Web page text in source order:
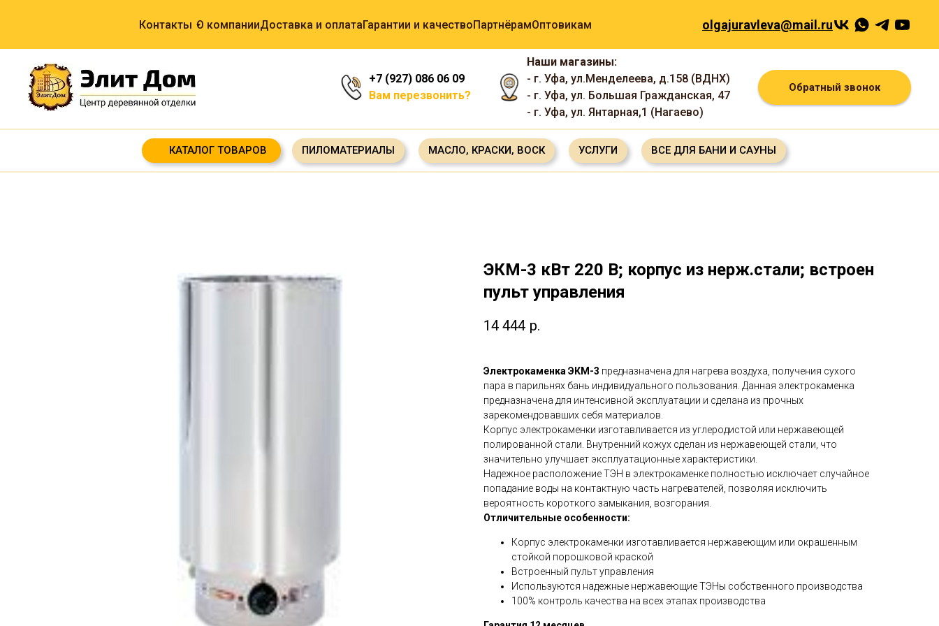
Контакты О компанииДоставка и оплатаГарантии и качествоПартнёрамОптовикам olgajuravleva@mail.ru
+7 (927) 086 06 09
Вам перезвонить?
Наши магазины:
- г. Уфа, ул.Менделеева, д.158 (ВДНХ)
- г. Уфа, ул. Большая Гражданская, 47
- г. Уфа, ул. Янтарная,1 (Нагаево)
Обратный звонок
КАТАЛОГ ТОВАРОВ ПИЛОМАТЕРИАЛЫ МАСЛО, КРАСКИ, ВОСК УСЛУГИ ВСЕ ДЛЯ БАНИ И САУНЫ
ЭКМ-3 кВт 220 В; корпус из нерж.стали; встроен
пульт управления
14 444 р.
Электрокаменка ЭКМ-3 предназначена для нагрева воздуха, получения сухого
пара в парильнях бань индивидуального пользования. Данная электрокаменка
предназначена для интенсивной эксплуатации и сделана из прочных
зарекомендовавших себя материалов.
Корпус электрокаменки изготавливается из углеродистой или нержавеющей
полированной стали. Внутренний кожух сделан из нержавеющей стали, что
значительно улучшает эксплуатационные характеристики.
Надежное расположение ТЭН в электрокаменке полностью исключает случайное
попадание воды на контактную часть нагревателей, позволяя исключить
вероятность короткого замыкания, возгорания.
Отличительные особенности:
Корпус электрокаменки изготавливается нержавеющим или окрашенным
стойкой порошковой краской
Встроенный пульт управления
Используются надежные нержавеющие ТЭНы собственного производства
100% контроль качества на всех этапах производства